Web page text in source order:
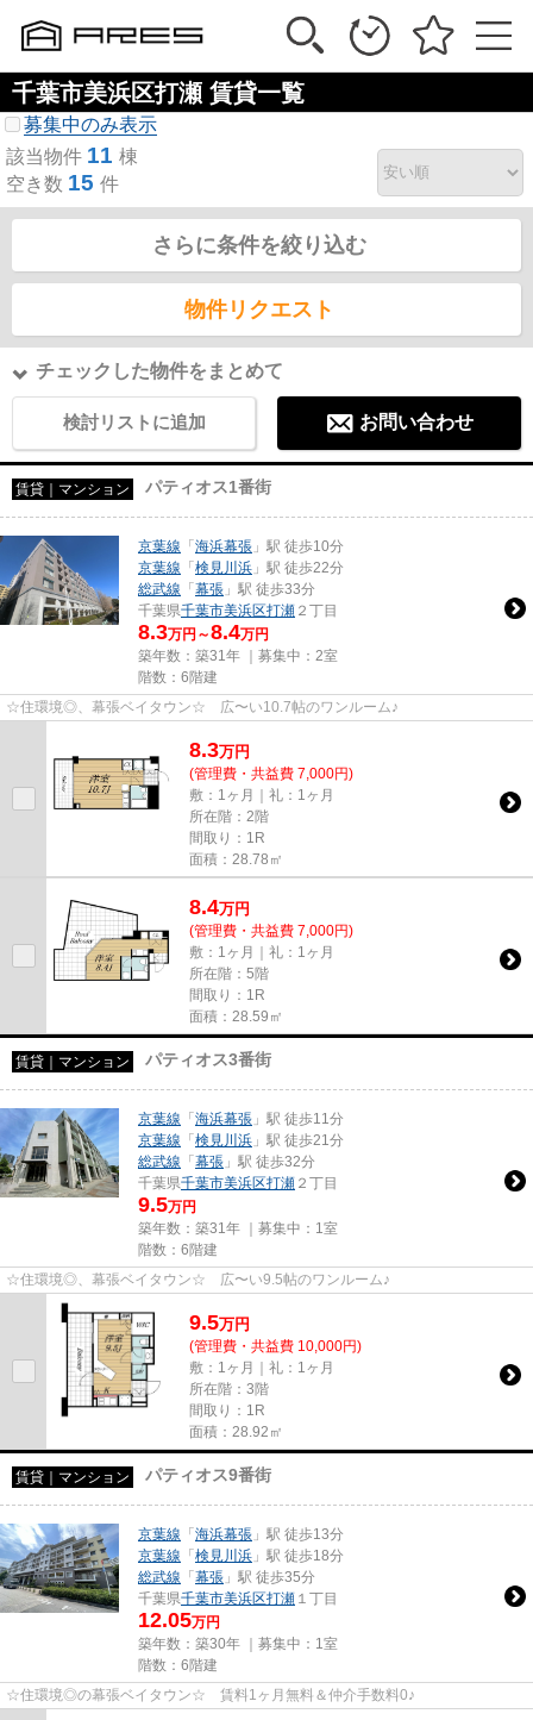
千葉市美浜区打瀬 賃貸一覧
募集中のみ表示
該当物件 11 棟
空き数 15 件
さらに条件を絞り込む
物件リクエスト
チェックした物件をまとめて
検討リストに追加 お問い合わせ
賃貸｜マンション パティオス1番街
京葉線 「海浜幕張 」駅 徒歩10分
京葉線 「検見川浜 」駅 徒歩22分
総武線 「幕張 」駅 徒歩33分
千葉県千葉市美浜区打瀬 ２丁目
8.3万円～8.4万円
築年数：築31年 ｜募集中： 2室
階数：6階建
☆住環境◎、幕張ベイタウン☆ 広〜い10.7帖のワンルーム♪
8.3万円
(管理費・共益費 7,000円)
敷：1ヶ月｜礼：1ヶ月
所在階：2階
間取り：1R
面積：28.78㎡
8.4万円
(管理費・共益費 7,000円)
敷：1ヶ月｜礼：1ヶ月
所在階：5階
間取り：1R
面積：28.59㎡
賃貸｜マンション パティオス3番街
京葉線 「海浜幕張 」駅 徒歩11分
京葉線 「検見川浜 」駅 徒歩21分
総武線 「幕張 」駅 徒歩32分
千葉県千葉市美浜区打瀬 ２丁目
9.5万円
築年数：築31年 ｜募集中： 1室
階数：6階建
☆住環境◎、幕張ベイタウン☆ 広〜い9.5帖のワンルーム♪
9.5万円
(管理費・共益費 10,000円)
敷：1ヶ月｜礼：1ヶ月
所在階：3階
間取り：1R
面積：28.92㎡
賃貸｜マンション パティオス9番街
京葉線 「海浜幕張 」駅 徒歩13分
京葉線 「検見川浜 」駅 徒歩18分
総武線 「幕張 」駅 徒歩35分
千葉県千葉市美浜区打瀬 １丁目
12.05万円
築年数：築30年 ｜募集中： 1室
階数：6階建
☆住環境◎の幕張ベイタウン☆ 賃料1ヶ月無料＆仲介手数料0♪